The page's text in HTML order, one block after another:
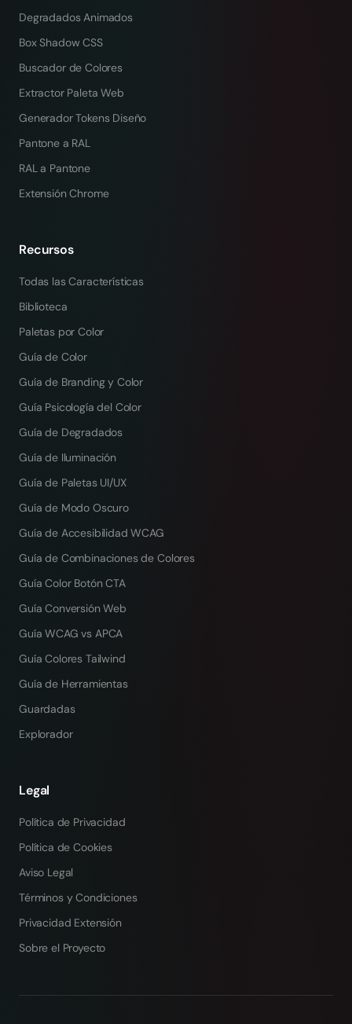
Degradados Animados
Box Shadow CSS
Buscador de Colores
Extractor Paleta Web
Generador Tokens Diseño
Pantone a RAL
RAL a Pantone
Extensión Chrome
Recursos
Todas las Características
Biblioteca
Paletas por Color
Guía de Color
Guía de Branding y Color
Guía Psicología del Color
Guía de Degradados
Guía de Iluminación
Guía de Paletas UI/UX
Guía de Modo Oscuro
Guía de Accesibilidad WCAG
Guía de Combinaciones de Colores
Guía Color Botón CTA
Guía Conversión Web
Guía WCAG vs APCA
Guía Colores Tailwind
Guía de Herramientas
Guardadas
Explorador
Legal
Política de Privacidad
Política de Cookies
Aviso Legal
Términos y Condiciones
Privacidad Extensión
Sobre el Proyecto